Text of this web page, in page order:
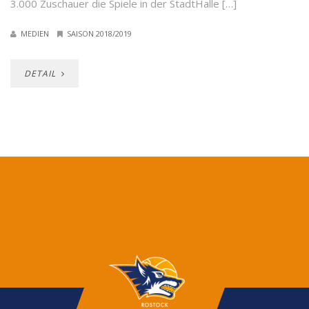
3.000 Zuschauer die Spiele in der StadtHalle […]
MEDIEN SAISON 2018/2019
DETAIL